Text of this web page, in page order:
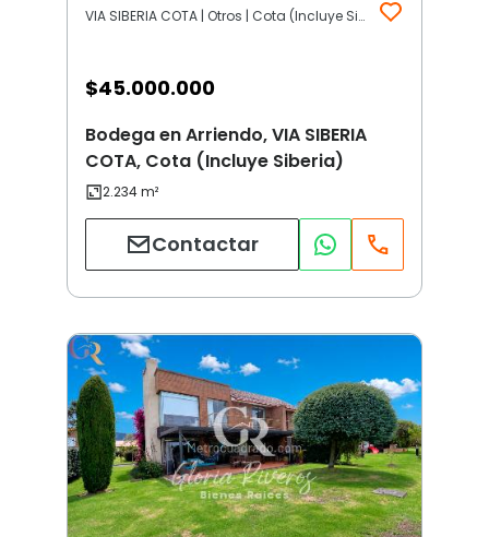
VIA SIBERIA COTA | Otros | Cota (Incluye Siberia)
$45.000.000
Bodega en Arriendo, VIA SIBERIA
COTA, Cota (Incluye Siberia)
Contactar